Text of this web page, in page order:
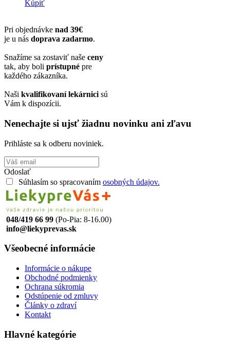
Kúpiť
Pri objednávke nad 39€
je u nás doprava zadarmo.
Snažíme sa zostaviť naše ceny
tak, aby boli prístupné pre
každého zákazníka.
Naši kvalifikovaní lekárnici sú
Vám k dispozícii.
Nenechajte si ujsť žiadnu novinku ani zľavu
Prihláste sa k odberu noviniek.
Odoslať
Súhlasím so spracovaním osobných údajov.
048/419 66 99 (Po-Pia: 8-16.00)
info@liekyprevas.sk
Všeobecné informácie
Informácie o nákupe
Obchodné podmienky
Ochrana súkromia
Odstúpenie od zmluvy
Články o zdraví
Kontakt
Hlavné kategórie